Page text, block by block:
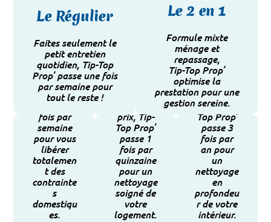
Le Régulier
Faites seulement le
petit entretien
quotidien, Tip-Top
Prop’ passe une fois
par semaine pour
tout le reste !
Votre Devis
Le 2 en 1
Formule mixte
ménage et
repassage,
Tip-Top Prop’
optimise la
prestation pour une
gestion sereine.
Votre Devis
en 1
Profitez
pleinemen
t de votre
intérieur,
Tip-Top
Prop’
fois par
semaine
pour vous
libérer
totalemen
t des
contrainte
s
domestiqu
es.
Votre
Devis
soin votre
prix, Tip-
Top Prop’
passe 1
fois par
quinzaine
pour un
nettoyage
soigné de
votre
logement.
Votre
Devis
Saiso
nnier
Gardez un
logement
propre à
tout petit
prix, Tip-
Top Prop’
passe 3
fois par
an pour
un
nettoyage
en
profondeu
r de votre
intérieur.
Votre
Devis